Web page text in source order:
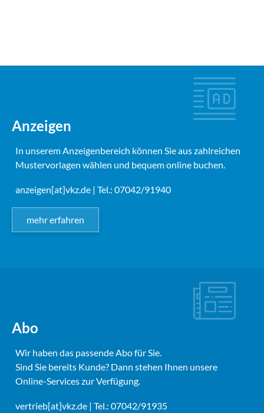
Anzeigen
In unserem Anzeigenbereich können Sie aus zahlreichen
Mustervorlagen wählen und bequem online buchen.
anzeigen[at]vkz.de | Tel.: 07042/91940
mehr erfahren
Abo
Wir haben das passende Abo für Sie.
Sind Sie bereits Kunde? Dann stehen Ihnen unsere
Online-Services zur Verfügung.
vertrieb[at]vkz.de | Tel.: 07042/91935